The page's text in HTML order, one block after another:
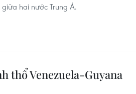
hai nước Trung Á.
thổ Venezuela-Guyana